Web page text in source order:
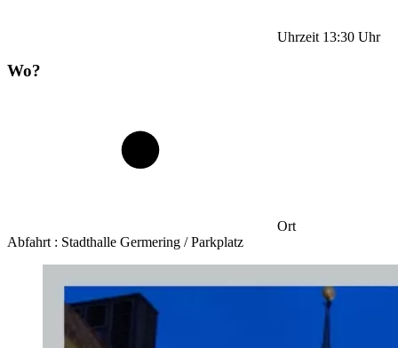
Uhrzeit 13:30 Uhr
Wo?
Ort
Abfahrt : Stadthalle Germering / Parkplatz